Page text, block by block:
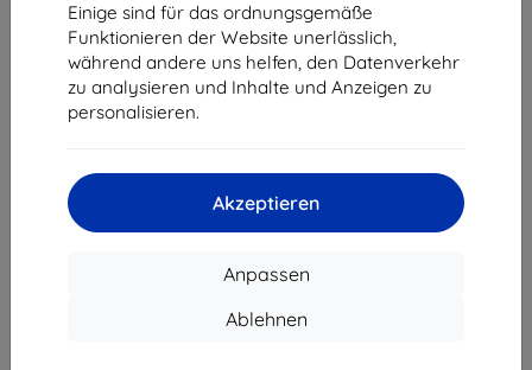
Einige sind für das ordnungsgemäße
Funktionieren der Website unerlässlich,
während andere uns helfen, den Datenverkehr
zu analysieren und Inhalte und Anzeigen zu
personalisieren.
Akzeptieren
Anpassen
Ablehnen
1